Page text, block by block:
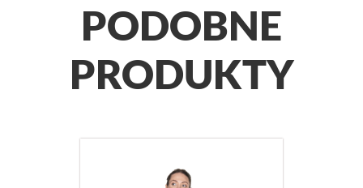
PODOBNE
PRODUKTY